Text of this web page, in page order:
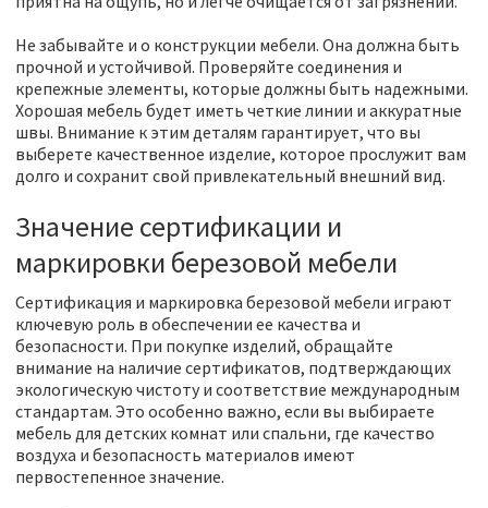
Не забывайте и о конструкции мебели. Она должна быть
прочной и устойчивой. Проверяйте соединения и
крепежные элементы, которые должны быть надежными.
Хорошая мебель будет иметь четкие линии и аккуратные
швы. Внимание к этим деталям гарантирует, что вы
выберете качественное изделие, которое прослужит вам
долго и сохранит свой привлекательный внешний вид.
Значение сертификации и
маркировки березовой мебели
Сертификация и маркировка березовой мебели играют
ключевую роль в обеспечении ее качества и
безопасности. При покупке изделий, обращайте
внимание на наличие сертификатов, подтверждающих
экологическую чистоту и соответствие международным
стандартам. Это особенно важно, если вы выбираете
мебель для детских комнат или спальни, где качество
воздуха и безопасность материалов имеют
первостепенное значение.